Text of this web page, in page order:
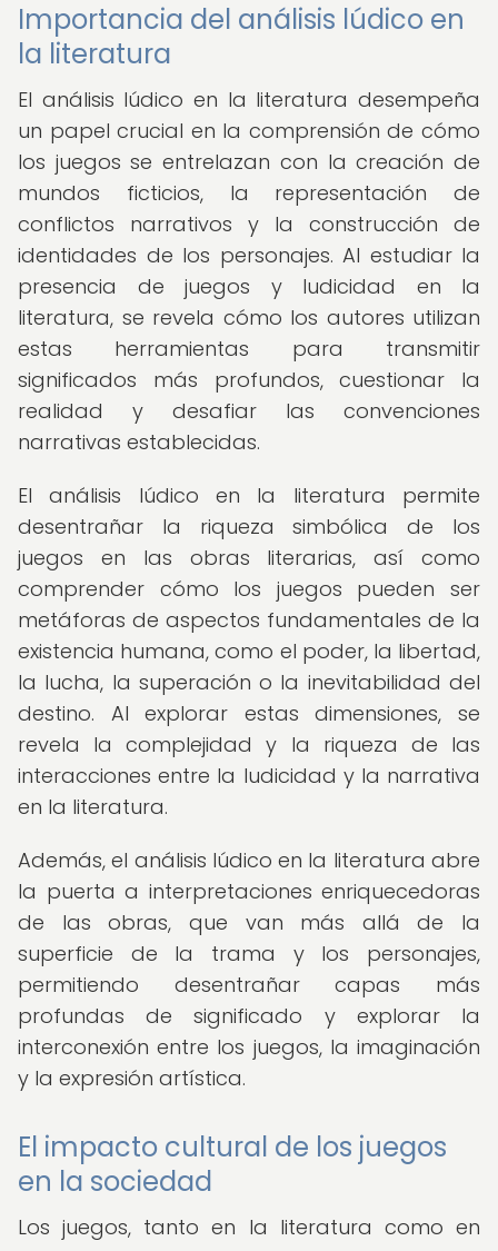
Importancia del análisis lúdico en
la literatura
El análisis lúdico en la literatura desempeña
un papel crucial en la comprensión de cómo
los juegos se entrelazan con la creación de
mundos ficticios, la representación de
conflictos narrativos y la construcción de
identidades de los personajes. Al estudiar la
presencia de juegos y ludicidad en la
literatura, se revela cómo los autores utilizan
estas herramientas para transmitir
significados más profundos, cuestionar la
realidad y desafiar las convenciones
narrativas establecidas.
El análisis lúdico en la literatura permite
desentrañar la riqueza simbólica de los
juegos en las obras literarias, así como
comprender cómo los juegos pueden ser
metáforas de aspectos fundamentales de la
existencia humana, como el poder, la libertad,
la lucha, la superación o la inevitabilidad del
destino. Al explorar estas dimensiones, se
revela la complejidad y la riqueza de las
interacciones entre la ludicidad y la narrativa
en la literatura.
Además, el análisis lúdico en la literatura abre
la puerta a interpretaciones enriquecedoras
de las obras, que van más allá de la
superficie de la trama y los personajes,
permitiendo desentrañar capas más
profundas de significado y explorar la
interconexión entre los juegos, la imaginación
y la expresión artística.
El impacto cultural de los juegos
en la sociedad
Los juegos, tanto en la literatura como en